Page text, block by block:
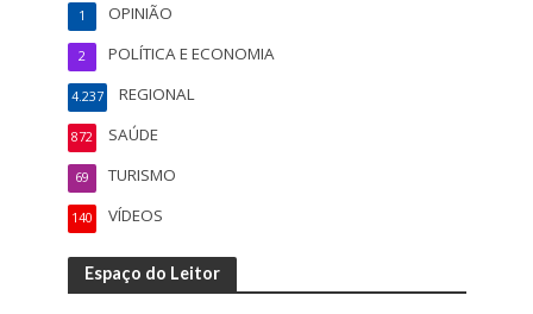
OPINIÃO
1
POLÍTICA E ECONOMIA
2
REGIONAL
4.237
SAÚDE
872
TURISMO
69
VÍDEOS
140
Espaço do Leitor